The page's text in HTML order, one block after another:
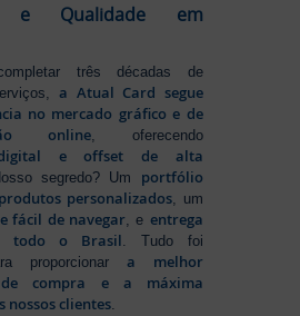
e Qualidade em
três décadas de
a Atual Card segue
no mercado gráfico e de
online, oferecendo
digital e offset de alta
segredo? Um portfólio
personalizados, um
fácil de navegar, e entrega
todo o Brasil. Tudo foi
proporcionara melhor
de compra e a máxima
nossos clientes.